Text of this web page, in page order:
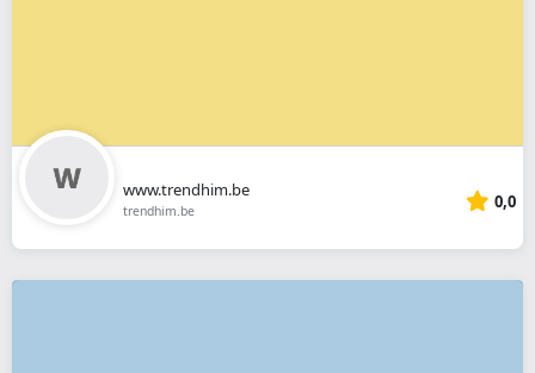
www.trendhim.be
trendhim.be 0,0